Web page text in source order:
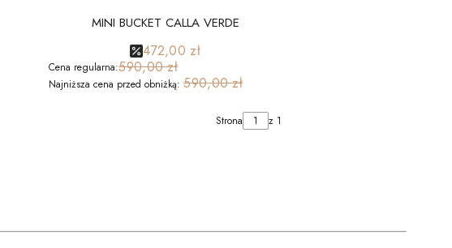
MINI BUCKET CALLA VERDE
472,00 zł
Cena regularna:590,00 zł
Najniższa cena przed obniżką: 590,00 zł
Strona z 1